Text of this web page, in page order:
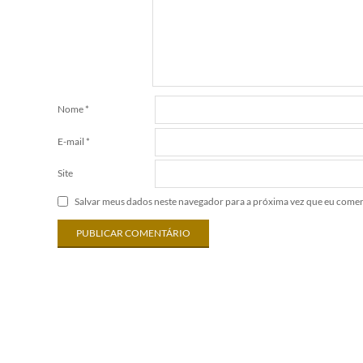
Nome *
E-mail *
Site
Salvar meus dados neste navegador para a próxima vez que eu